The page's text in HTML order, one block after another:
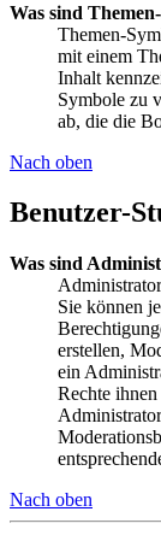
Was sind
Themen-
mit einem
Inhalt
Symbole zu
ab, die die
Nach oben
Benutzer-
Was sind
Sie können
erstellen,
ein
Rechte
Nach oben